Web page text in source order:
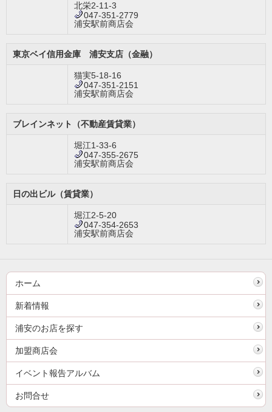
北栄2-11-3
047-351-2779
浦安駅前商店会
東京ベイ信用金庫 浦安支店（金融）
猫実5-18-16
047-351-2151
浦安駅前商店会
ブレインネット（不動産賃貸業）
堀江1-33-6
047-355-2675
浦安駅前商店会
日の出ビル（賃貸業）
堀江2-5-20
047-354-2653
浦安駅前商店会
ホーム
新着情報
浦安のお店を探す
加盟商店会
イベント報告アルバム
お問合せ